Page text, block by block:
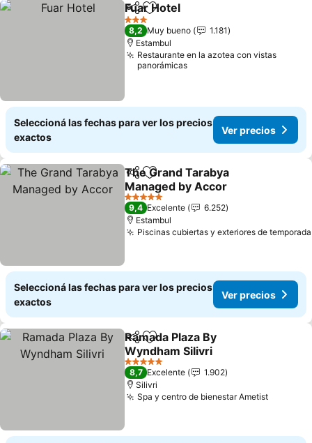
CompartirAñadir a favoritos
Fuar Hotel
3 Estrellas
8,2 Muy bueno
1.181
Estambul
Restaurante en la azotea con vistas
panorámicas
Seleccioná las fechas para ver los precios
exactos
Ver precios
Compartir
Añadir a favoritos
The Grand Tarabya
Managed by Accor
5 Estrellas
9,4 Excelente
6.252
Estambul
Piscinas cubiertas y exteriores de temporada
Seleccioná las fechas para ver los precios
exactos
Ver precios
CompartirAñadir a favoritos
Ramada Plaza By
Wyndham Silivri
5 Estrellas
8,7 Excelente
1.902
Silivri
Spa y centro de bienestar Ametist